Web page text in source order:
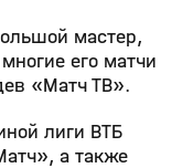
мастер,
его матчи
«Матч ТВ».
лиги ВТБ
а также